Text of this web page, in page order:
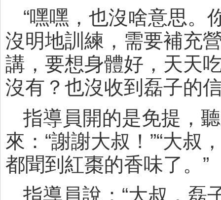
“嘿嘿，也沒啥意思。
沒明地訓練，需要補充
講，要想身體好，天天
沒有？也沒收到磊子的
指導員開的是免提，
來：“謝謝大叔！”“大叔
都聞到紅棗的香味了。”
指導員說：“大叔，磊